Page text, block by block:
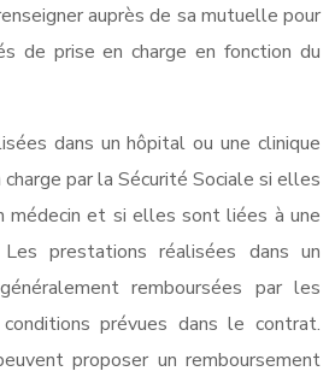
auprès de sa mutuelle pour
de prise en charge en fonction du
dans un hôpital ou une clinique
par la Sécurité Sociale si elles
médecin et si elles sont liées à une
Les prestations réalisées dans un
remboursées par les
prévues dans le contrat.
proposer un remboursement